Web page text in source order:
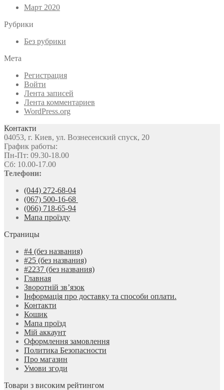
Март 2020
Рубрики
Без рубрики
Мета
Регистрация
Войти
Лента записей
Лента комментариев
WordPress.org
Контакти
04053, г. Киев, ул. Вознесенский спуск, 20
График работы:
Пн-Пт: 09.30-18.00
Сб: 10.00-17.00
Телефони:
(044) 272-68-04
(067) 500-16-68
(066) 718-65-94
Мапа проїзду
Страницы
#4 (без названия)
#25 (без названия)
#2237 (без названия)
Главная
Зворотній зв’язок
Інформація про доставку та способи оплати.
Контакти
Кошик
Мапа проїзд
Мій аккаунт
Оформлення замовлення
Политика Безопасности
Про магазин
Умови згоди
Товари з високим рейтингом